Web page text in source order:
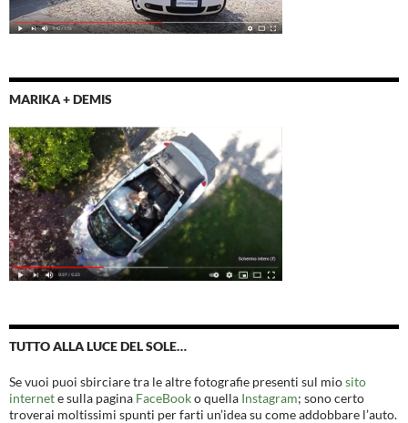
MARIKA + DEMIS
TUTTO ALLA LUCE DEL SOLE…
Se vuoi puoi sbirciare tra le altre fotografie presenti sul miosito
internete sulla pagina FaceBooko quella Instagram; sono certo
troverai moltissimi spunti per farti un’idea su come addobbare l’auto.